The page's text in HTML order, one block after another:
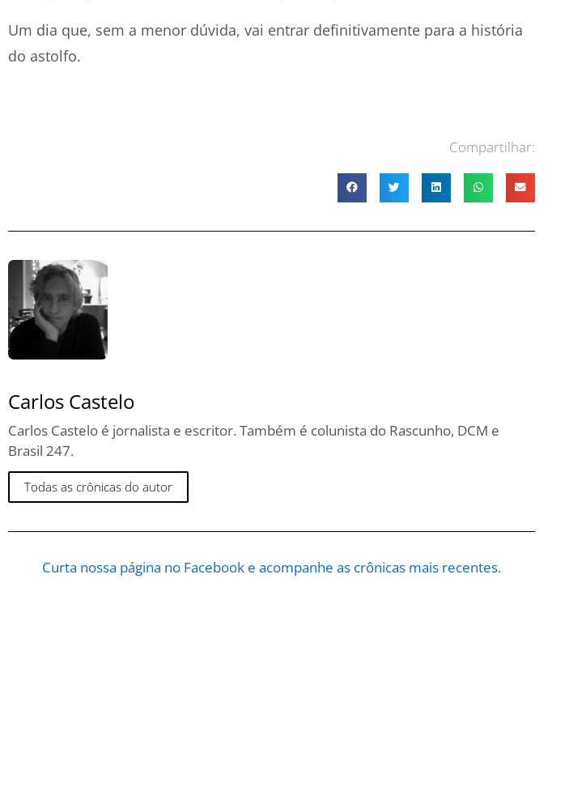
Um dia que, sem a menor dúvida, vai entrar definitivamente para a história
do astolfo.
Compartilhar:
Carlos Castelo
Carlos Castelo é jornalista e escritor. Também é colunista do Rascunho, DCM e
Brasil 247.
Todas as crônicas do autor
Curta nossa página no Facebook e acompanhe as crônicas mais recentes.